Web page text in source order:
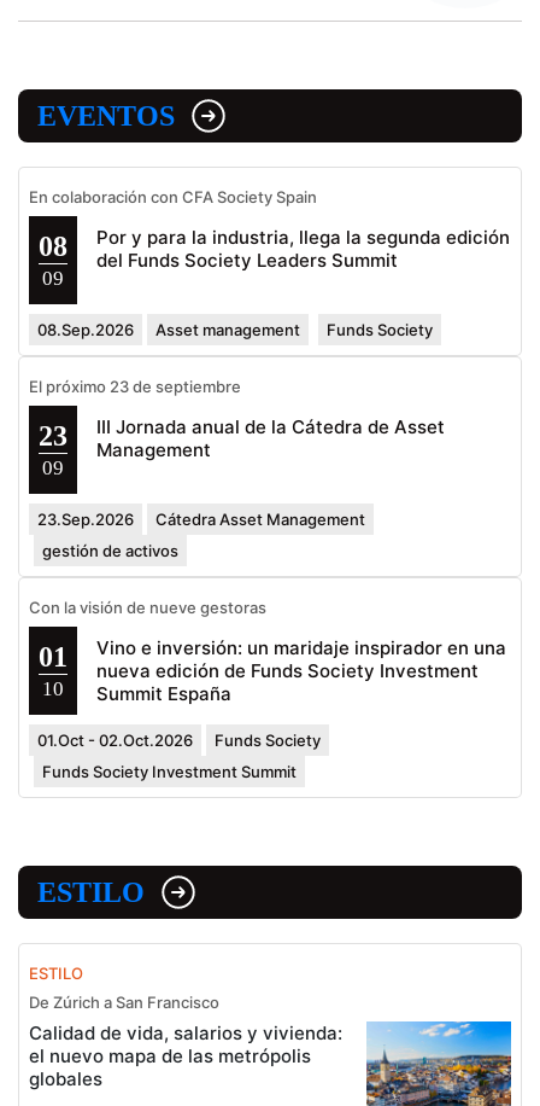
EVENTOS
En colaboración con CFA Society Spain
08
09
Por y para la industria, llega la segunda edición
del Funds Society Leaders Summit
08.Sep.2026 Asset management Funds Society
El próximo 23 de septiembre
23
09
III Jornada anual de la Cátedra de Asset
Management
23.Sep.2026
Cátedra Asset Management
gestión de activos
Con la visión de nueve gestoras
01
10
Vino e inversión: un maridaje inspirador en una
nueva edición de Funds Society Investment
Summit España
01.Oct - 02.Oct.2026
Funds Society
Funds Society Investment Summit
ESTILO
ESTILO
De Zúrich a San Francisco
Calidad de vida, salarios y vivienda:
el nuevo mapa de las metrópolis
globales